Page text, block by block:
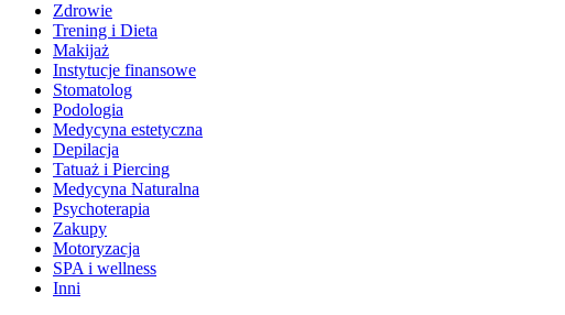
Zdrowie
Trening i Dieta
Makijaż
Instytucje finansowe
Stomatolog
Podologia
Medycyna estetyczna
Depilacja
Tatuaż i Piercing
Medycyna Naturalna
Psychoterapia
Zakupy
Motoryzacja
SPA i wellness
Inni